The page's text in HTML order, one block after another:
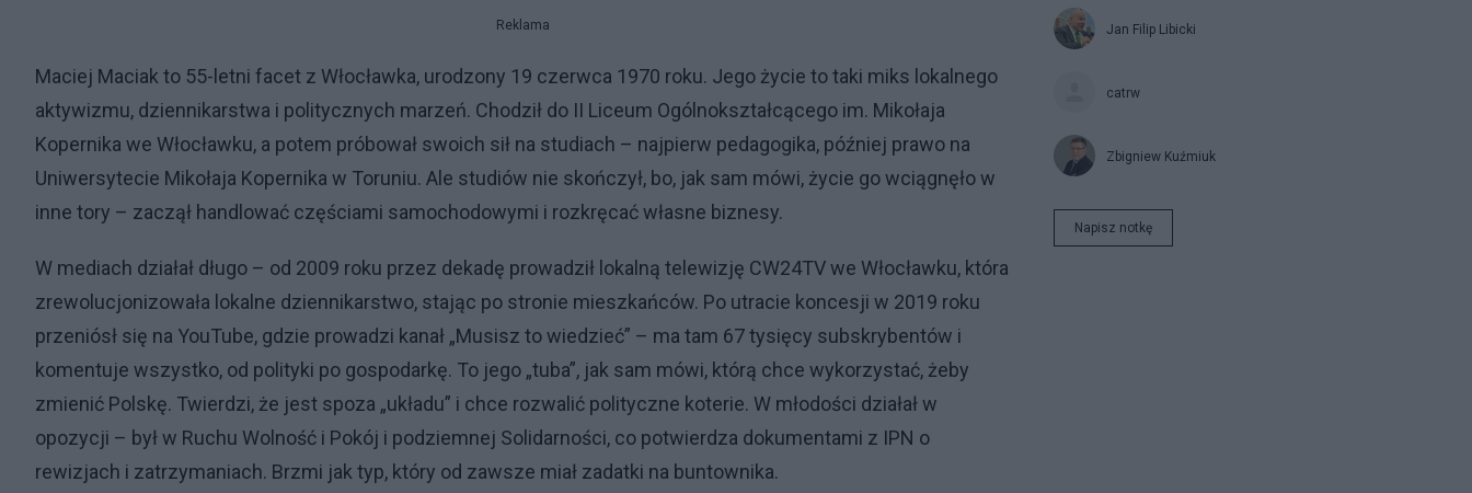
Reklama
Maciej Maciak to 55-letni facet z Włocławka, urodzony 19 czerwca 1970 roku. Jego życie to taki miks lokalnego
aktywizmu, dziennikarstwa i politycznych marzeń. Chodził do II Liceum Ogólnokształcącego im. Mikołaja
Kopernika we Włocławku, a potem próbował swoich sił na studiach – najpierw pedagogika, później prawo na
Uniwersytecie Mikołaja Kopernika w Toruniu. Ale studiów nie skończył, bo, jak sam mówi, życie go wciągnęło w
inne tory – zaczął handlować częściami samochodowymi i rozkręcać własne biznesy.
W mediach działał długo – od 2009 roku przez dekadę prowadził lokalną telewizję CW24TV we Włocławku, która
zrewolucjonizowała lokalne dziennikarstwo, stając po stronie mieszkańców. Po utracie koncesji w 2019 roku
przeniósł się na YouTube, gdzie prowadzi kanał „Musisz to wiedzieć” – ma tam 67 tysięcy subskrybentów i
komentuje wszystko, od polityki po gospodarkę. To jego „tuba”, jak sam mówi, którą chce wykorzystać, żeby
zmienić Polskę. Twierdzi, że jest spoza „układu” i chce rozwalić polityczne koterie. W młodości działał w
opozycji – był w Ruchu Wolność i Pokój i podziemnej Solidarności, co potwierdza dokumentami z IPN o
rewizjach i zatrzymaniach. Brzmi jak typ, który od zawsze miał zadatki na buntownika.
Jan Filip Libicki
catrw
Zbigniew Kuźmiuk
Napisz notkę